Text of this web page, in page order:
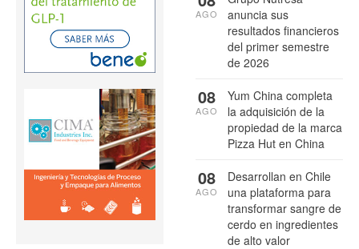
anuncia sus
resultados financieros
del primer semestre
de 2026
AGO
Yum China completa
la adquisición de la
propiedad de la marca
Pizza Hut en China
08
AGO
Desarrollan en Chile
una plataforma para
transformar sangre de
cerdo en ingredientes
de alto valor
08
AGO